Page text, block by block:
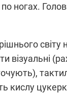
ногах.
світу
візуальні
кислу